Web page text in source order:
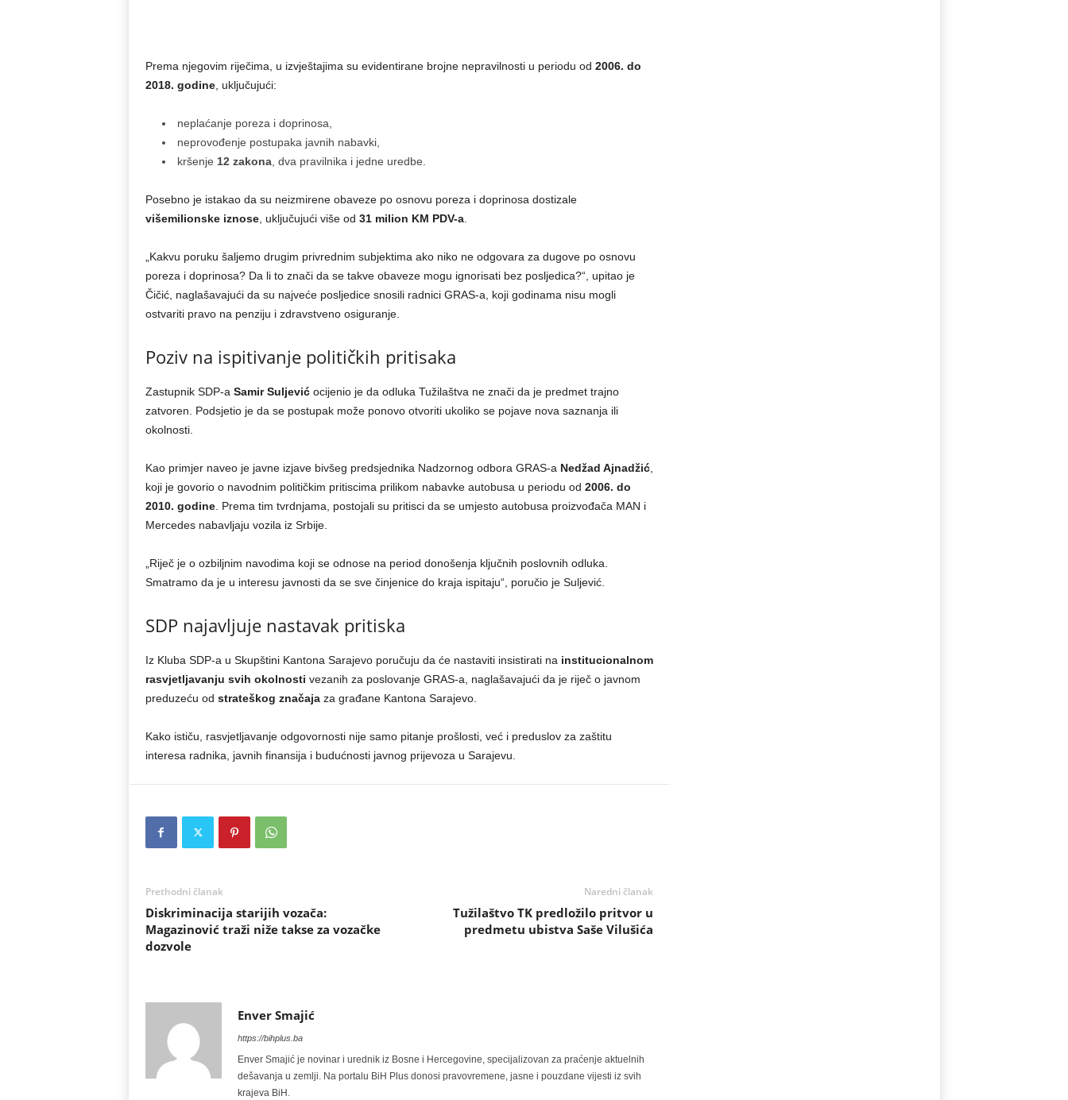
Prema njegovim riječima, u izvještajima su evidentirane brojne nepravilnosti u periodu od 2006. do
2018. godine, uključujući:
neplaćanje poreza i doprinosa,
neprovođenje postupaka javnih nabavki,
kršenje 12 zakona, dva pravilnika i jedne uredbe.
Posebno je istakao da su neizmirene obaveze po osnovu poreza i doprinosa dostizale
višemilionske iznose, uključujući više od 31 milion KM PDV-a.
„Kakvu poruku šaljemo drugim privrednim subjektima ako niko ne odgovara za dugove po osnovu
poreza i doprinosa? Da li to znači da se takve obaveze mogu ignorisati bez posljedica?“, upitao je
Čičić, naglašavajući da su najveće posljedice snosili radnici GRAS-a, koji godinama nisu mogli
ostvariti pravo na penziju i zdravstveno osiguranje.
Poziv na ispitivanje političkih pritisaka
Zastupnik SDP-a Samir Suljevićocijenio je da odluka Tužilaštva ne znači da je predmet trajno
zatvoren. Podsjetio je da se postupak može ponovo otvoriti ukoliko se pojave nova saznanja ili
okolnosti.
Kao primjer naveo je javne izjave bivšeg predsjednika Nadzornog odbora GRAS-a Nedžad Ajnadžić,
koji je govorio o navodnim političkim pritiscima prilikom nabavke autobusa u periodu od 2006. do
2010. godine. Prema tim tvrdnjama, postojali su pritisci da se umjesto autobusa proizvođača MAN i
Mercedes nabavljaju vozila iz Srbije.
„Riječ je o ozbiljnim navodima koji se odnose na period donošenja ključnih poslovnih odluka.
Smatramo da je u interesu javnosti da se sve činjenice do kraja ispitaju“, poručio je Suljević.
SDP najavljuje nastavak pritiska
Iz Kluba SDP-a u Skupštini Kantona Sarajevo poručuju da će nastaviti insistirati na institucionalnom
rasvjetljavanju svih okolnosti vezanih za poslovanje GRAS-a, naglašavajući da je riječ o javnom
preduzeću od strateškog značajaza građane Kantona Sarajevo.
Kako ističu, rasvjetljavanje odgovornosti nije samo pitanje prošlosti, već i preduslov za zaštitu
interesa radnika, javnih finansija i budućnosti javnog prijevoza u Sarajevu.
Prethodni članak
Diskriminacija starijih vozača:
Magazinović traži niže takse za vozačke
dozvole
Naredni članak
Tužilaštvo TK predložilo pritvor u
predmetu ubistva Saše Vilušića
Enver Smajić
https://bihplus.ba
Enver Smajić je novinar i urednik iz Bosne i Hercegovine, specijalizovan za praćenje aktuelnih
dešavanja u zemlji. Na portalu BiH Plus donosi pravovremene, jasne i pouzdane vijesti iz svih
krajeva BiH.